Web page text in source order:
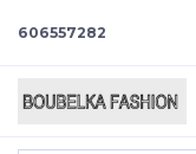
606557282